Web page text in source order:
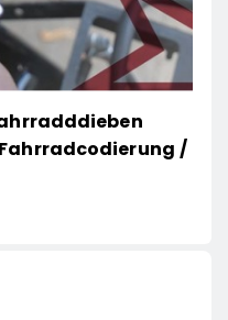
Fahrradcodierung /